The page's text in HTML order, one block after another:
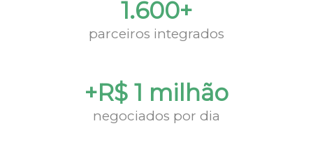
1.600+
parceiros integrados
+R$ 1 milhão
negociados por dia